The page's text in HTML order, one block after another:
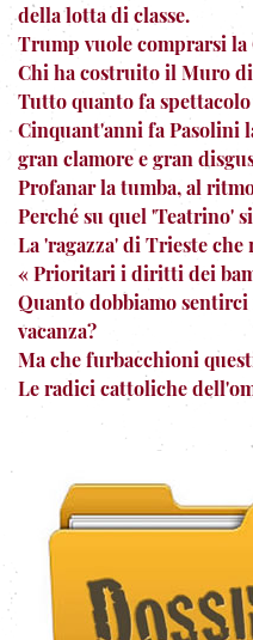
della lotta di classe.
Trump vuole comprarsi la
Chi ha costruito il Muro
Tutto quanto fa
Cinquant'anni fa Pasolini
gran clamore e gran
Profanar la tumba, al
Perché su quel 'Teatrino'
La 'ragazza' di Trieste
« Prioritari i diritti dei
Quanto dobbiamo
vacanza?
Ma che furbacchioni
Le radici cattoliche